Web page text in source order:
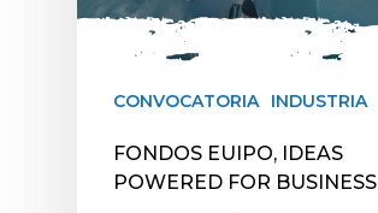
CONVOCATORIA INDUSTRIA
FONDOS EUIPO, IDEAS
POWERED FOR BUSINESS